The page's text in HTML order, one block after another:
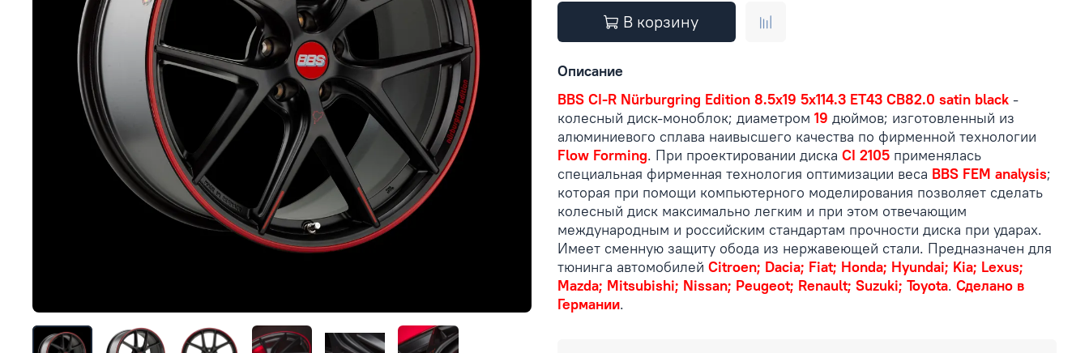
В корзину
Описание
BBS CI-R Nürburgring Edition 8.5x19 5x114.3 ET43 CB82.0 satin black -
колесный диск-моноблок; диаметром 19 дюймов; изготовленный из
алюминиевого сплава наивысшего качества по фирменной технологии
Flow Forming. При проектировании диска CI 2105 применялась
специальная фирменная технология оптимизации веса BBS FEM analysis;
которая при помощи компьютерного моделирования позволяет сделать
колесный диск максимально легким и при этом отвечающим
международным и российским стандартам прочности диска при ударах.
Имеет сменную защиту обода из нержавеющей стали. Предназначен для
тюнинга автомобилей Citroen; Dacia; Fiat; Honda; Hyundai; Kia; Lexus;
Mazda; Mitsubishi; Nissan; Peugeot; Renault; Suzuki; Toyota. Сделано в
Германии.